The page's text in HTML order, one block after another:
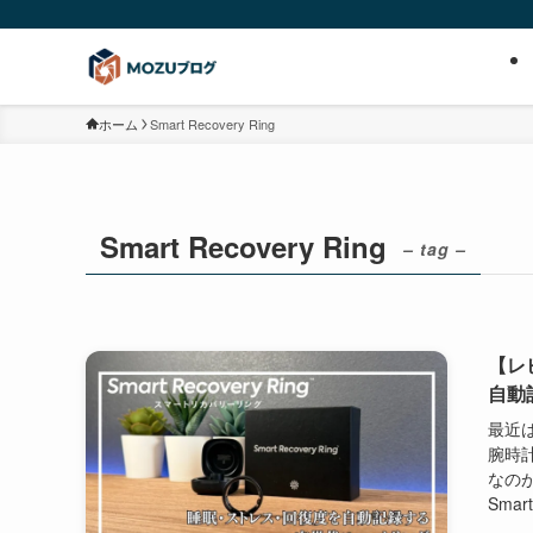
ホーム Smart Recovery Ring
Smart Recovery Ring – tag –
【
自
最近
腕時
なの